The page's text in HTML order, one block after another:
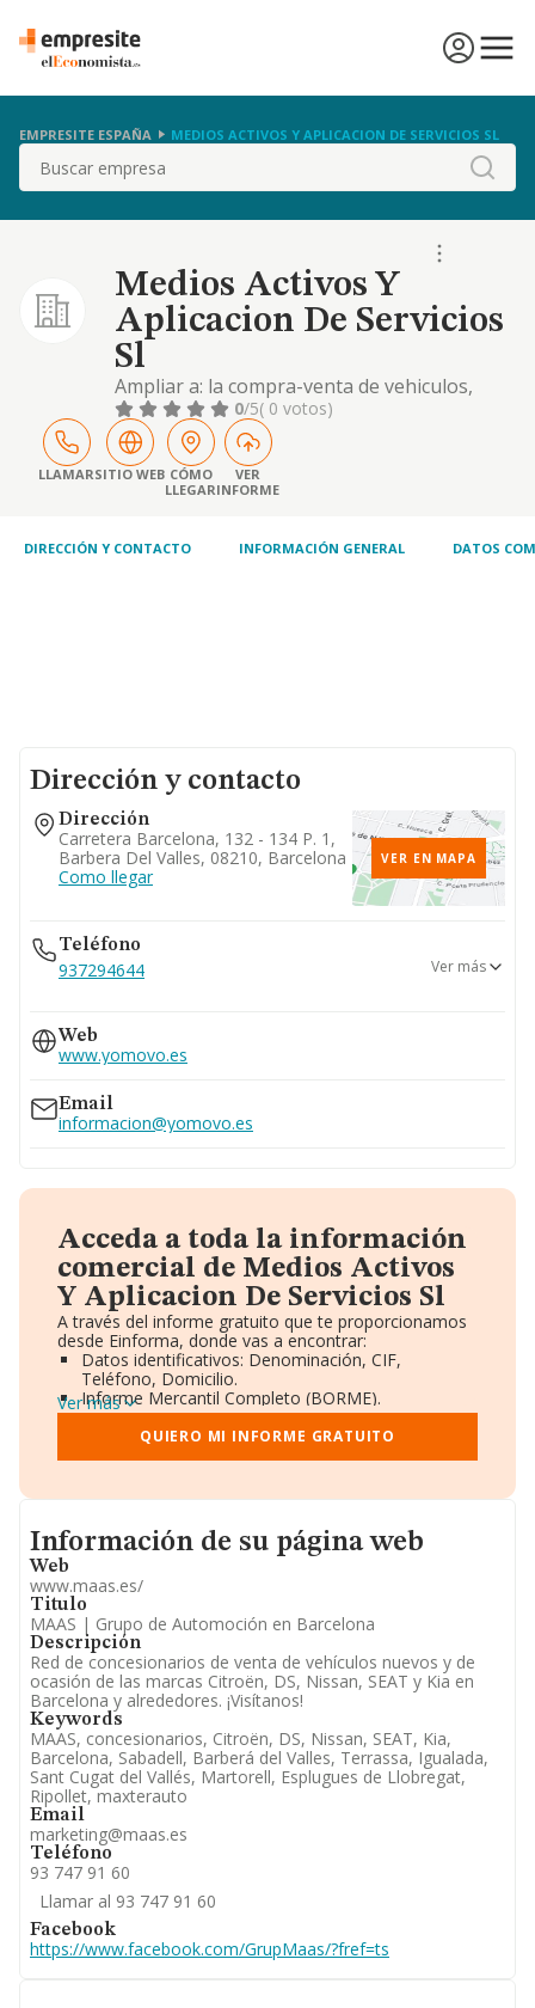
EMPRESITE ESPAÑA MEDIOS ACTIVOS Y APLICACION DE SERVICIOS SL
Buscar
Medios Activos Y
Aplicacion De Servicios
Sl
Ampliar a: la compra-venta de vehiculos,
turismos, comerciales e industriales.
0/5( 0 votos)
LLAMARSITIO WEB CÓMO
LLEGAR
VER
INFORME
DIRECCIÓN Y CONTACTO INFORMACIÓN GENERAL DATOS
Dirección y contacto
Dirección
Carretera Barcelona, 132 - 134 P. 1,
Barbera Del Valles, 08210, Barcelona
Como llegar
VER EN MAPA
Teléfono
937294644
931711200
937181152
Ver más
Web
www.yomovo.es
Email
informacion@yomovo.es
Acceda a toda la información
comercial de Medios Activos
Y Aplicacion De Servicios Sl
A través del informe gratuito que te proporcionamos
desde Einforma, donde vas a encontrar:
Datos identificativos: Denominación, CIF,
Teléfono, Domicilio.
Informe Mercantil Completo (BORME).
Gráficos de Evolución Ventas y Empleados.
Consejo de Administración y Administradores.
Directivos y Ejecutivos.
Información oficial y registral complementaria.
Ver más
QUIERO MI INFORME GRATUITO
Informacion de su página web
Información de su página web
Web
www.maas.es/
Titulo
MAAS | Grupo de Automoción en Barcelona
Descripción
Red de concesionarios de venta de vehículos nuevos y de
ocasión de las marcas Citroën, DS, Nissan, SEAT y Kia en
Barcelona y alrededores. ¡Visítanos!
Keywords
MAAS, concesionarios, Citroën, DS, Nissan, SEAT, Kia,
Barcelona, Sabadell, Barberá del Valles, Terrassa, Igualada,
Sant Cugat del Vallés, Martorell, Esplugues de Llobregat,
Ripollet, maxterauto
Email
marketing@maas.es
Teléfono
93 747 91 60
Llamar al 93 747 91 60
Facebook
https://www.facebook.com/GrupMaas/?fref=ts